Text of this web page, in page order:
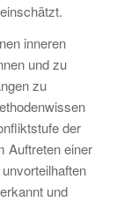
inneren
und zu
zu
der
Auftreten einer
und